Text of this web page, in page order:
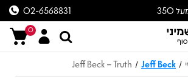
משלוח חינם עד הבית מעל 350
02-6568831
0
/
Jeff Beck
/
Jeff Beck – Truth